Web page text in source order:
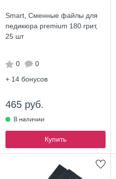
Smart, Сменные файлы для
педикюра premium 180 грит,
25 шт
0
0
+ 14 бонусов
465 руб.
Купить